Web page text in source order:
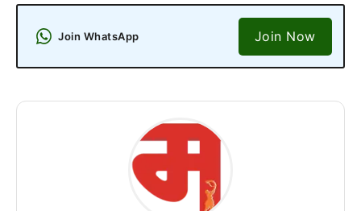
Join WhatsApp Join Now